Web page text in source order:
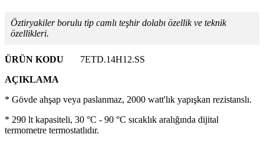
Öztiryakiler borulu tip camlı teşhir dolabı özellik ve teknik
özellikleri.
ÜRÜN KODU
7ETD.14H12.SS
AÇIKLAMA
* Gövde ahşap veya paslanmaz, 2000 watt'lık yapışkan rezistanslı.
* 290 lt kapasiteli, 30 °C - 90 °C sıcaklık aralığında dijital
termometre termostatlıdır.